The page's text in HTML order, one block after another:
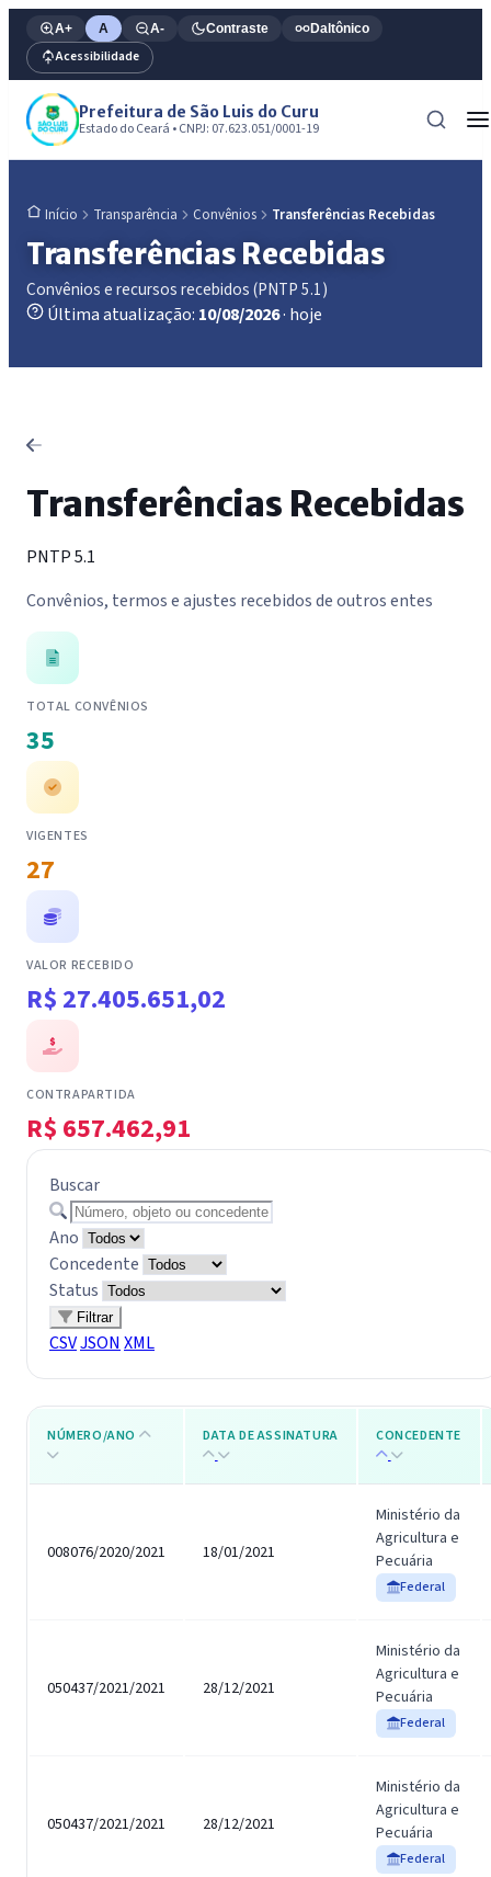
A+ A A- Contraste Daltônico
Acessibilidade
Prefeitura de São Luis do Curu
Estado do Ceará • CNPJ: 07.623.051/0001-19
Início Transparência Convênios Transferências Recebidas
Transferências Recebidas
Convênios e recursos recebidos (PNTP 5.1)
Última atualização: 10/08/2026· hoje
Transferências Recebidas
PNTP 5.1
Convênios, termos e ajustes recebidos de outros entes
TOTAL CONVÊNIOS
35
VIGENTES
27
VALOR RECEBIDO
R$ 27.405.651,02
CONTRAPARTIDA
R$ 657.462,91
Buscar
Ano
Concedente
Status
Filtrar
CSVJSON XML
NÚMERO/ANO DATA DE ASSINATURA CONCEDENTE
008076/2020/2021 18/01/2021
Ministério da
Agricultura e
Pecuária
Federal
050437/2021/2021 28/12/2021
Ministério da
Agricultura e
Pecuária
Federal
050437/2021/2021 28/12/2021
Ministério da
Agricultura e
Pecuária
Federal